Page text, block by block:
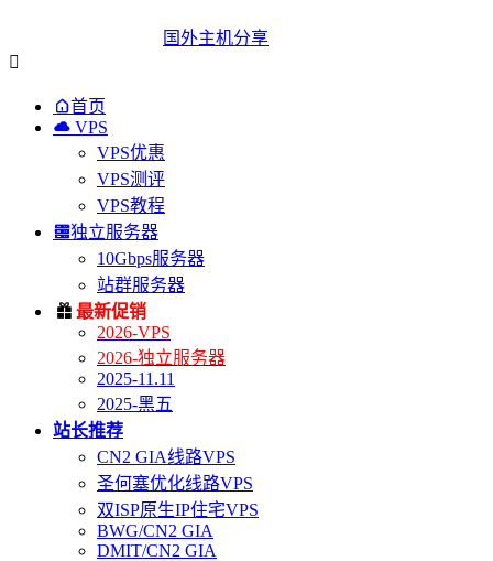
国外主机分享

首页
 VPS
VPS优惠
VPS测评
VPS教程
独立服务器
10Gbps服务器
站群服务器
 最新促销
2026-VPS
2026-独立服务器
2025-11.11
2025-黑五
站长推荐
CN2 GIA线路VPS
圣何塞优化线路VPS
双ISP原生IP住宅VPS
BWG/CN2 GIA
DMIT/CN2 GIA